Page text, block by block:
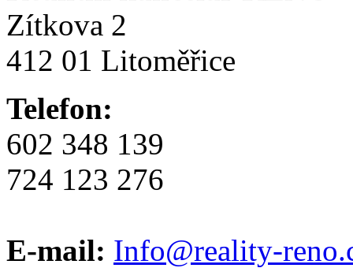
Zítkova 2
412 01 Litoměřice
Telefon:
602 348 139
724 123 276
E-mail: Info@reality-